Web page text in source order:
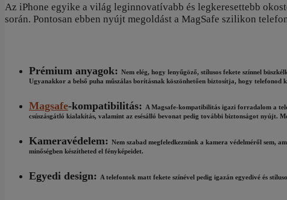
Az iPhone egyike a világ leginnovatívabb és legkeresettebb
során. Pontosan ebben nyújt megoldást a MagSafe szilikon
Prémium anyagok: Nem elég, hogy lenyűgöző, stílusos fekete színnel
Ugyanakkor a belső puha műszálas borításnak köszönhetően biztosítja, hogy telefonod
Magsafe-kompatibilitás: A Magsafe-kompatibilitás igazi forradalom a
csúszásgátló kialakítás, valamint az esésálló bevonat pedig további biztonságot nyújt.
Kameravédelem: Nem szabad megfeledkeznünk a kamera védelméről sem,
minőségben készítheted el fényképeidet.
Egyedi design: A telefontok matt fekete színével pedig igazán egyedivé és